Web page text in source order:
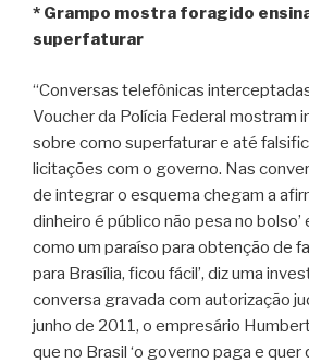
* Grampo mostra foragido
superfaturar
“Conversas telefônicas
Voucher da Polícia Federal mostram
sobre como superfaturar e até
licitações com o governo. Nas
de integrar o esquema chegam a
dinheiro é público não pesa no bolso’
como um paraíso para obtenção de
para Brasília, ficou fácil’, diz uma
conversa gravada com autorização
junho de 2011, o empresário
que no Brasil ‘o governo paga e quer